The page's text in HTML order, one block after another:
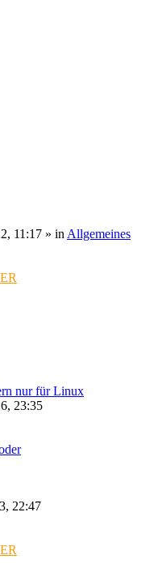
11:17 » in Allgemeines
nur für Linux
23:35
22:47